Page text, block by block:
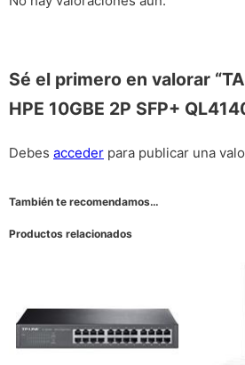
Sé el primero en valorar
HPE 10GBE 2P SFP+
Debes acceder para publicar una
También te recomendamos…
Productos relacionados